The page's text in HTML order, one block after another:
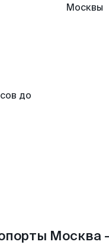
Москвы
до
Москва